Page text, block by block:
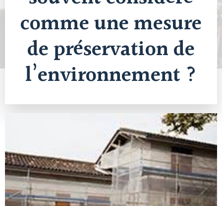
comme une mesure
de préservation de
l’environnement ?